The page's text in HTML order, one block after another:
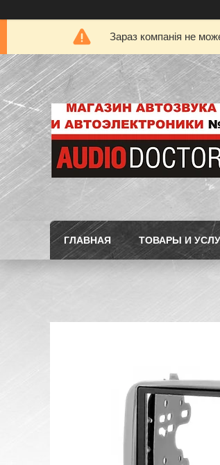
Зараз компанія не
ГЛАВНАЯ ТОВАРЫ И